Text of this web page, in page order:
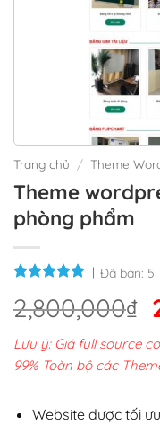
Trang chủ / Theme
Theme
phòng phẩm
Đã bán: 5
2,800,000₫
Lưu ý: Giá full source
99% Toàn bộ các
Website được tối